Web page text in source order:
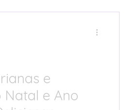
Prática
e
e Ano